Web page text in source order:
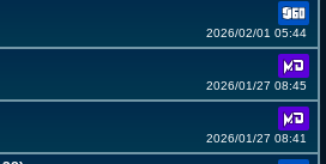
2026/02/01 05:44
2026/01/27 08:45
2026/01/27 08:41